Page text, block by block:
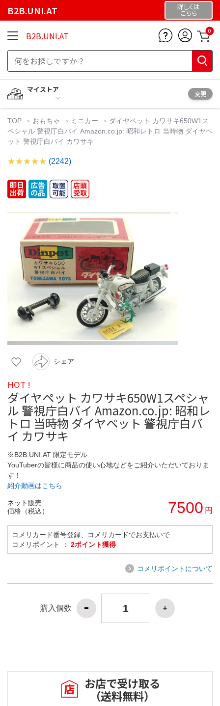
B2B.UNI.AT 詳しくは
こちら
B2B.UNI.AT 0
マイストア
変更
TOP おもちゃ ミニカー
ダイヤペット カワサキ650W1ス
ペシャル 警視庁白バイ Amazon.co.jp: 昭和レトロ 当時物 ダイヤペ
ット 警視庁白バイ カワサキ
(2242)
シェア
HOT !
ダイヤペット カワサキ650W1スペシャ
ル 警視庁白バイ Amazon.co.jp: 昭和レ
トロ 当時物 ダイヤペット 警視庁白バ
イ カワサキ
※B2B.UNI.AT 限定モデル
YouTuberの皆様に商品の使い心地などをご紹介いただいておりま
す！
紹介動画はこちら
ネット販売
価格（税込）
7500 円
コメリカード番号登録、コメリカードでお支払いで
コメリポイント ： 2ポイント獲得
コメリポイントについて
購入個数
お店で受け取る
（送料無料）